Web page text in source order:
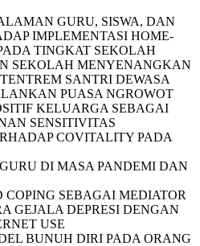
GURU, SISWA, DAN
IMPLEMENTASI HOME-
TINGKAT SEKOLAH
SEKOLAH MENYENANGKAN
SANTRI DEWASA
PUASA NGROWOT
KELUARGA SEBAGAI
SENSITIVITAS
COVITALITY PADA
DI MASA PANDEMI DAN
COPING SEBAGAI MEDIATOR
GEJALA DEPRESI DENGAN
USE
BUNUH DIRI PADA ORANG